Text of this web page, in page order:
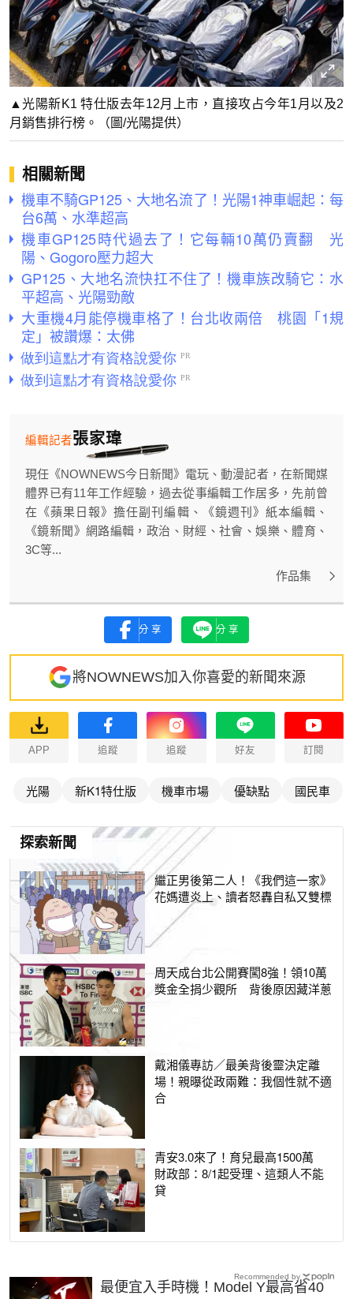
▲光陽新K1 特仕版去年12月上市，直接攻占今年1月以及2
月銷售排行榜。（圖/光陽提供）
相關新聞
機車不騎GP125、大地名流了！光陽1神車崛起：每
台6萬、水準超高
機車GP125時代過去了！它每輛10萬仍賣翻 光
陽、Gogoro壓力超大
GP125、大地名流快扛不住了！機車族改騎它：水
平超高、光陽勁敵
大重機4月能停機車格了！台北收兩倍 桃園「1規
定」被讚爆：太佛
張家瑋
編輯記者
現任《NOWNEWS今日新聞》電玩、動漫記者，在新聞媒
體界已有11年工作經驗，過去從事編輯工作居多，先前曾
在《蘋果日報》擔任副刊編輯、《鏡週刊》紙本編輯、
《鏡新聞》網路編輯，政治、財經、社會、娛樂、體育、
3C等...
作品集
分享 分享
將NOWNEWS加入你喜愛的新聞來源
APP 追蹤 追蹤 好友 訂閱
光陽 新K1特仕版 機車市場 優缺點 國民車
探索新聞
繼正男後第二人！《我們這一家》
花媽遭炎上、讀者怒轟自私又雙標
周天成台北公開賽闖8強！領10萬
獎金全捐少觀所 背後原因藏洋蔥
戴湘儀專訪／最美背後靈決定離
場！親曝從政兩難：我個性就不適
合
青安3.0來了！育兒最高1500萬
財政部：8/1起受理、這類人不能
貸
最便宜入手時機！Model Y最高省40
Recommended by